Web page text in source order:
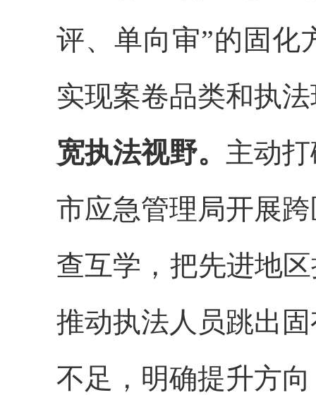
评、单向审”的固化
实现案卷品类和执法
宽执法视野。 主动
市应急管理局开展
查互学，把先进地
推动执法人员跳出
不足，明确提升方向